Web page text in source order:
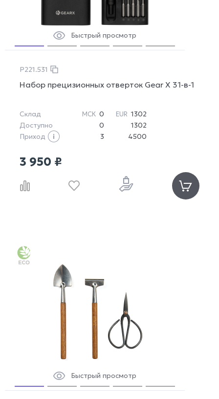
Быстрый просмотр
P221.531
Набор прецизионных отверток Gear X 31-в-1
Склад МСК 0 EUR 1302
Доступно
0
1302
Приход
3 4500
3 950 ₽
Быстрый просмотр